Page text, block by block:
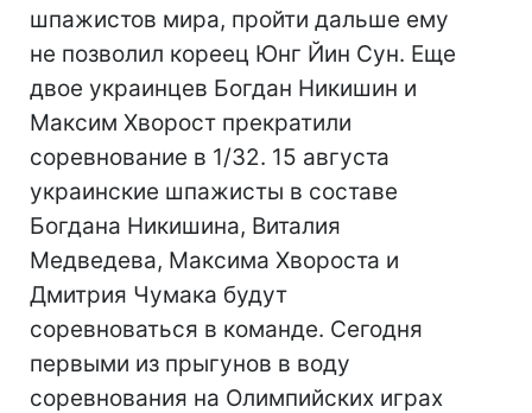
шпажистов мира, пройти дальше ему
не позволил кореец Юнг Йин Сун. Еще
двое украинцев Богдан Никишин и
Максим Хворост прекратили
соревнование в 1/32. 15 августа
украинские шпажисты в составе
Богдана Никишина, Виталия
Медведева, Максима Хвороста и
Дмитрия Чумака будут
соревноваться в команде. Сегодня
первыми из прыгунов в воду
соревнования на Олимпийских играх